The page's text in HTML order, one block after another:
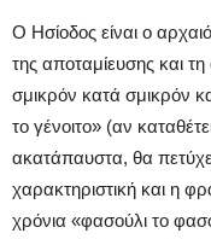
Ο Ησίοδος είναι ο
της αποταμίευσης και
σμικρόν κατά σμικρόν
το γένοιτο» (αν
ακατάπαυστα, θα
χαρακτηριστική και η
χρόνια «φασούλι το